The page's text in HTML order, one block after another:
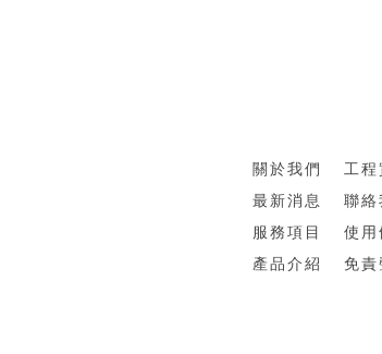
關於我們
最新消息
服務項目
產品介紹
工程
聯絡
使用
免責